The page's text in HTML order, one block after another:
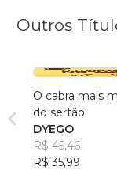
Outros
O cabra mais
do sertão
DYEGO
R$ 45,46
R$ 35,99